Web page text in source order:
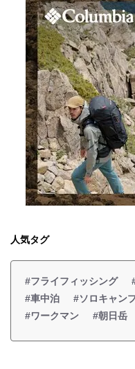
人気タグ
#フライフィッシング
#車中泊
#ソロキャン
#ワークマン
#朝日岳